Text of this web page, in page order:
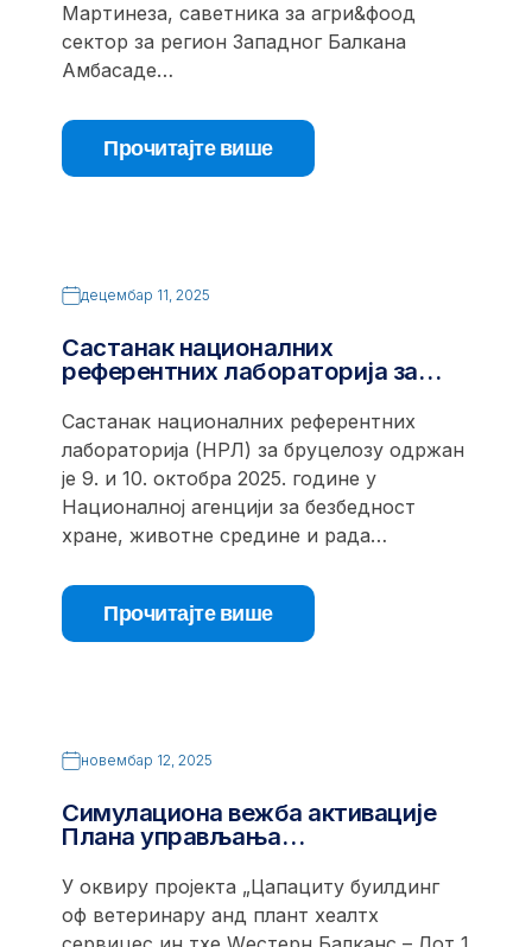
Мартинеза, саветника за агри&фоод
сектор за регион Западног Балкана
Амбасаде…
Прочитајте више
децембар 11, 2025
Састанак националних
референтних лабораторија за…
Састанак националних референтних
лабораторија (НРЛ) за бруцелозу одржан
је 9. и 10. октобра 2025. године у
Националној агенцији за безбедност
хране, животне средине и рада…
Прочитајте више
новембар 12, 2025
Симулациона вежба активације
Плана управљања…
У оквиру пројекта „Цапацитy буилдинг
оф ветеринарy анд плант хеалтх